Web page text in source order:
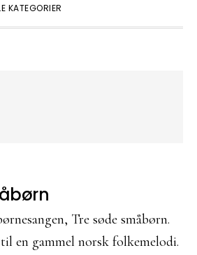
KATEGORIER
Tre søde småbørn.
en gammel norsk folkemelodi.